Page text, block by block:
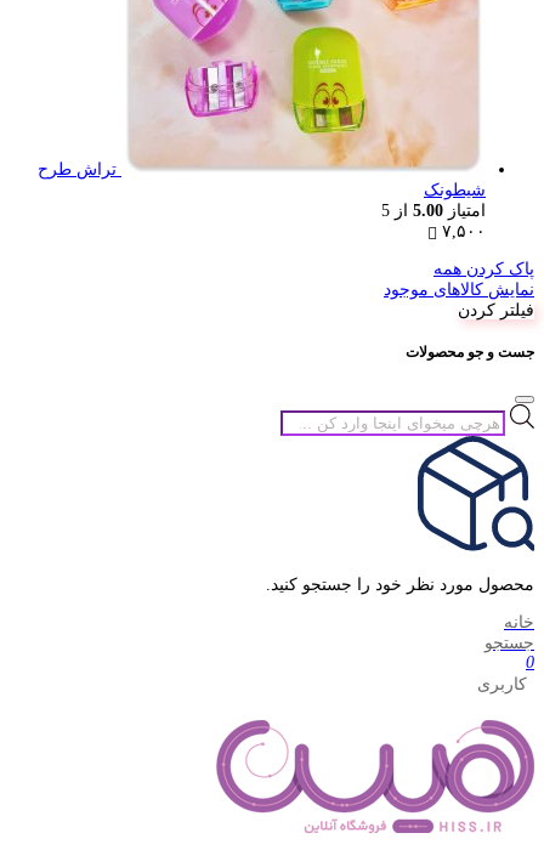
تراش طرح
شیطونک
امتیاز 5.00 از 5
۷,۵۰۰
پاک کردن همه
نمایش کالاهای موجود
فیلتر کردن
جست و جو محصولات
جستجوی
محصولات
محصول مورد نظر خود را جستجو کنید.
خانه
جستجو
0
کاربری